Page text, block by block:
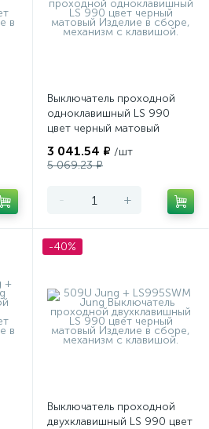
Выключатель проходной
одноклавишный LS 990
цвет черный матовый
3 041.54 ₽ /шт
5 069.23 ₽
- +
-40%
Выключатель проходной
двухклавишный LS 990 цвет